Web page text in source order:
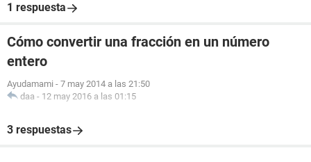
1 respuesta
Cómo convertir una fracción en un número
entero
Ayudamami - 7 may 2014 a las 21:50
daa - 12 may 2016 a las 01:15
3 respuestas